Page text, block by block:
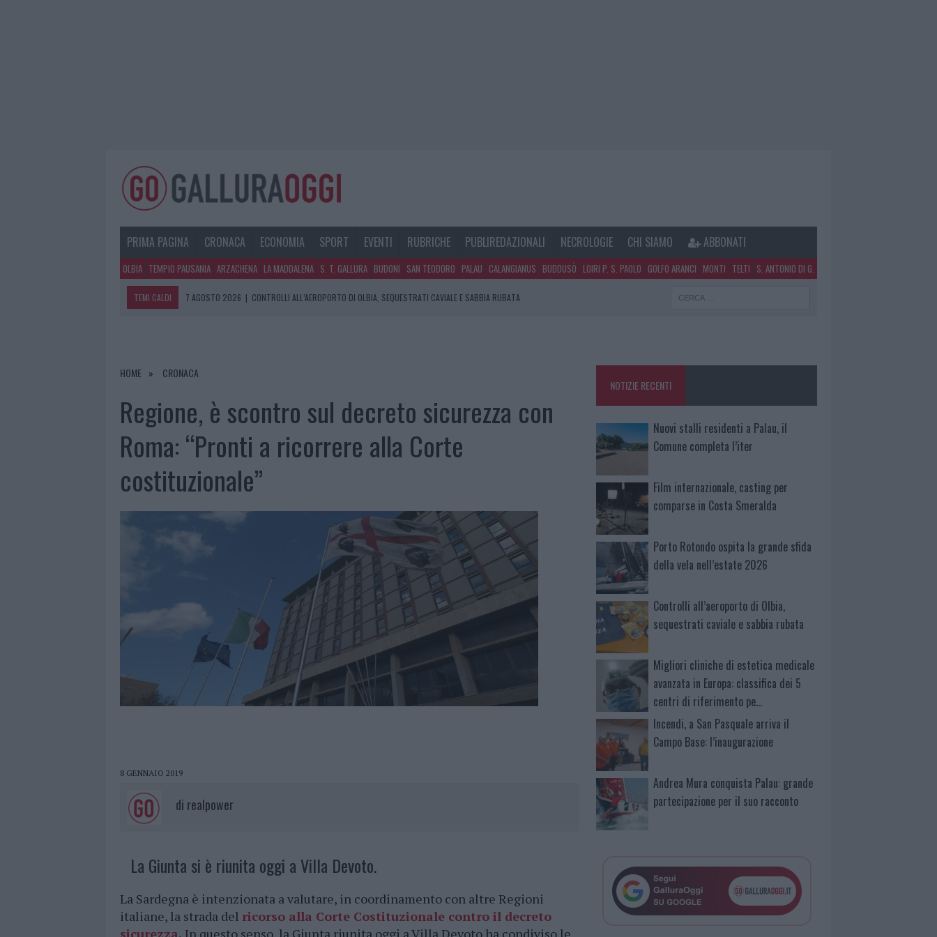
PRIMA PAGINA CRONACA ECONOMIA SPORT EVENTI RUBRICHE PUBLIREDAZIONALI NECROLOGIE CHI SIAMO ABBONATI
OLBIA TEMPIO PAUSANIA ARZACHENA LA MADDALENA S. T. GALLURA BUDONI SAN TEODORO PALAU CALANGIANUS BUDDUSÒ LOIRI P. S. PAOLO GOLFO ARANCI MONTI TELTI S. ANTONIO DI G.
TEMI CALDI 7 AGOSTO 2026 | CONTROLLI ALL’AEROPORTO DI OLBIA, SEQUESTRATI CAVIALE E SABBIA RUBATA
7 AGOSTO 2026 | MIGLIORI CLINICHE DI ESTETICA MEDICALE AVANZATA IN EUROPA: CLASSIFICA DEI 5 CENTRI DI
7 AGOSTO 2026
|
HOME CRONACA
Regione, è scontro sul decreto sicurezza con
Roma: “Pronti a ricorrere alla Corte
costituzionale”
8 GENNAIO 2019
di realpower
La Giunta si è riunita oggi a Villa Devoto.
La Sardegna è intenzionata a valutare, in coordinamento con altre Regioni
italiane, la strada del ricorso alla Corte Costituzionale contro il decreto
NOTIZIE RECENTI
Nuovi stalli residenti a Palau, il
Comune completa l’iter
Film internazionale, casting per
comparse in Costa Smeralda
Porto Rotondo ospita la grande sfida
della vela nell’estate 2026
Controlli all’aeroporto di Olbia,
sequestrati caviale e sabbia rubata
Migliori cliniche di estetica medicale
avanzata in Europa: classifica dei 5
centri di riferimento pe…
Incendi, a San Pasquale arriva il
Campo Base: l’inaugurazione
Andrea Mura conquista Palau: grande
partecipazione per il suo racconto